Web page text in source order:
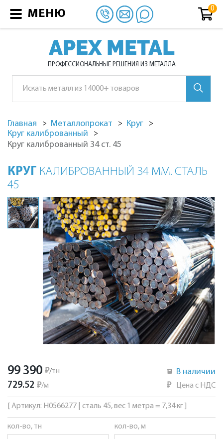
APEX METAL
ПРОФЕССИОНАЛЬНЫЕ РЕШЕНИЯ ИЗ МЕТАЛЛА
Главная Металлопрокат
Круг
Круг калиброванный
Круг калиброванный 34 ст. 45
КРУГ КАЛИБРОВАННЫЙ 34 ММ. СТАЛЬ
45
99 390 ₽/тн
729.52 ₽/м
В наличии
₽ Цена с НДС
[ Артикул: Н0566277 | сталь 45, вес 1 метра = 7,34 кг ]
кол-во, тн кол-во, м
МЕНЮ